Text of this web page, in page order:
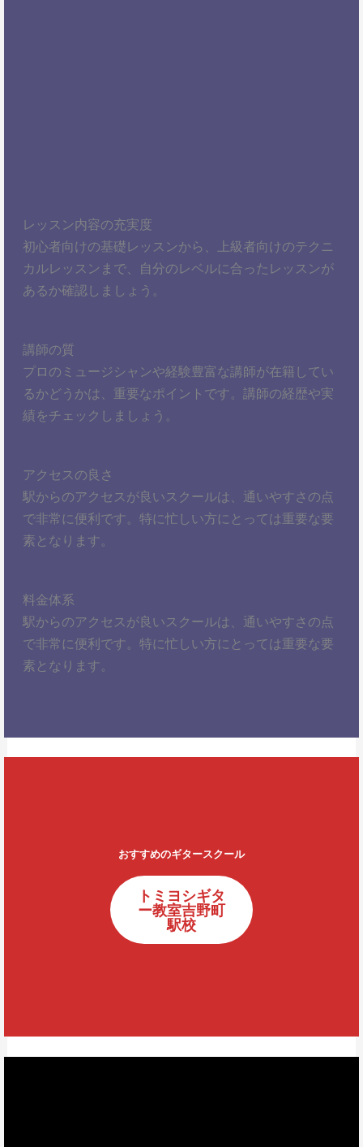
レッスン内容の充実度
初心者向けの基礎レッスンから、上級者向けのテクニ
カルレッスンまで、自分のレベルに合ったレッスンが
あるか確認しましょう。
講師の質
プロのミュージシャンや経験豊富な講師が在籍してい
るかどうかは、重要なポイントです。講師の経歴や実
績をチェックしましょう。
アクセスの良さ
駅からのアクセスが良いスクールは、通いやすさの点
で非常に便利です。特に忙しい方にとっては重要な要
素となります。
料金体系
駅からのアクセスが良いスクールは、通いやすさの点
で非常に便利です。特に忙しい方にとっては重要な要
素となります。
おすすめのギタースクール
トミヨシギタ
ー教室吉野町
駅校